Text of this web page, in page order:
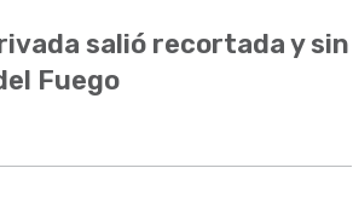
salió recortada y sin
Fuego